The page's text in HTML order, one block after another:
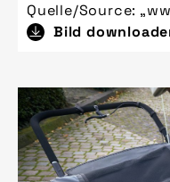
Quelle/Source:
Bild